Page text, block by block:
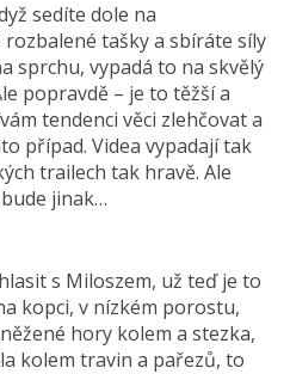
sedíte dole na
tašky a sbíráte síly
sprchu, vypadá to na skvělý
popravdě – je to těžší a
tendenci věci zlehčovat a
případ. Videa vypadají tak
trailech tak hravě. Ale
jinak…
s Miloszem, už teď je to
kopci, v nízkém porostu,
hory kolem a stezka,
kolem travin a pařezů, to